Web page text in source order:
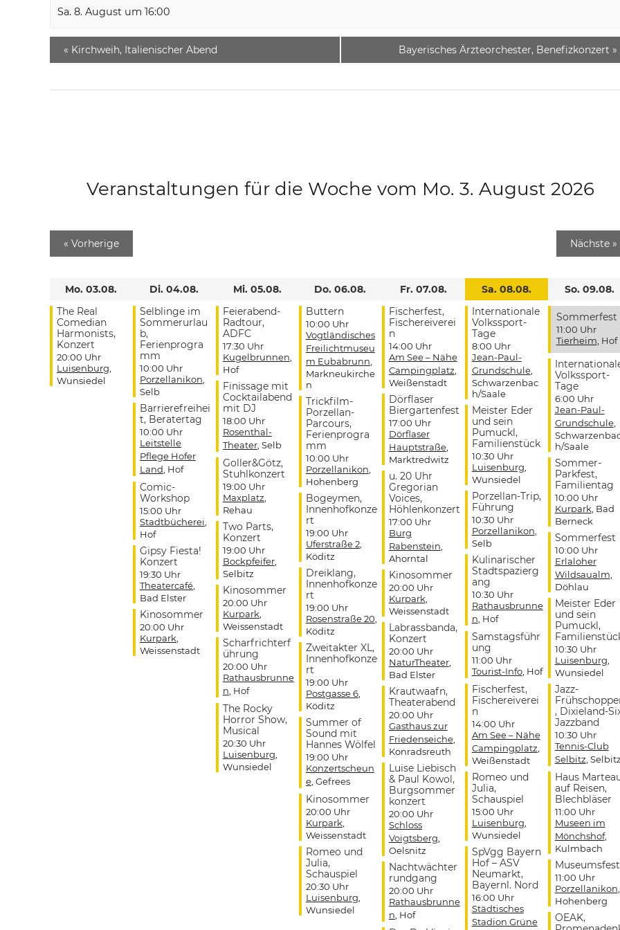
Sa. 8. August um 16:00
« Kirchweih, Italienischer Abend Bayerisches Ärzteorchester, Benefizkonzert »
Veranstaltungen für die Woche vom Mo. 3. August 2026
« Vorherige Nächste »
Mo. 03.08.
The Real
Comedian
Harmonists,
Konzert
20:00 Uhr
Luisenburg
Wunsiedel
Di. 04.08.
Selblinge im
Sommerurlau
b,
Ferienprogra
mm
10:00 Uhr
Porzellanikon
Selb
Barrierefreihei
t, Beratertag
10:00 Uhr
Leitstelle
Pflege Hofer
Land , Hof
Comic-
Workshop
15:00 Uhr
Stadtbücherei
Hof
Gipsy Fiesta!
Konzert
19:30 Uhr
Theatercafé,
Bad Elster
Kinosommer
20:00 Uhr
Kurpark
Weissenstadt
Mi. 05.08.
Feierabend-
Radtour,
ADFC
17:30 Uhr
Kugelbrunnen
Hof
Finissage mit
Cocktailabend
mit DJ
18:00 Uhr
Rosenthal-
Theater, Selb
Goller&Götz,
Stuhlkonzert
19:00 Uhr
Maxplatz
Rehau
Two Parts,
Konzert
19:00 Uhr
Bockpfeifer,
Selbitz
Kinosommer
20:00 Uhr
Kurpark
Weissenstadt
Scharfrichterf
ührung
20:00 Uhr
Rathausbrunne
n , Hof
The Rocky
Horror Show,
Musical
20:30 Uhr
Luisenburg
Wunsiedel
Do. 06.08.
Buttern
10:00 Uhr
Vogtländisches
Freilichtmuseu
m Eubabrunn
Markneukirche
n
Trickfilm-
Porzellan-
Parcours,
Ferienprogra
mm
10:00 Uhr
Porzellanikon
Hohenberg
Bogeymen,
Innenhofkonze
rt
19:00 Uhr
Uferstraße 2,
Köditz
Dreiklang,
Innenhofkonze
rt
19:00 Uhr
Rosenstraße 20
Köditz
Zweitakter XL,
Innenhofkonze
rt
19:00 Uhr
Postgasse 6,
Köditz
Summer of
Sound mit
Hannes Wölfel
19:00 Uhr
Konzertscheun
e, Gefrees
Kinosommer
20:00 Uhr
Kurpark
Weissenstadt
Romeo und
Julia,
Schauspiel
20:30 Uhr
Luisenburg
Wunsiedel
Fr. 07.08.
Fischerfest,
Fischereiverei
n
14:00 Uhr
Am See – Nähe
Campingplatz
Weißenstadt
Dörflaser
Biergartenfest
17:00 Uhr
Dörflaser
Hauptstraße,
Marktredwitz
u. 20 Uhr
Gregorian
Voices,
Höhlenkonzert
17:00 Uhr
Burg
Rabenstein
Ahorntal
Kinosommer
20:00 Uhr
Kurpark
Weissenstadt
Labrassbanda,
Konzert
20:00 Uhr
NaturTheater,
Bad Elster
Krautwaafn,
Theaterabend
20:00 Uhr
Gasthaus zur
Friedenseiche,
Konradsreuth
Luise Liebisch
& Paul Kowol,
Burgsommer
konzert
20:00 Uhr
Schloss
Voigtsberg
Oelsnitz
Nachtwächter
rundgang
20:00 Uhr
Rathausbrunne
n , Hof
Sa. 08.08.
Internationale
Volkssport-
Tage
8:00 Uhr
Jean-Paul-
Grundschule,
Schwarzenbac
h/Saale
Meister Eder
und sein
Pumuckl,
Familienstück
10:30 Uhr
Luisenburg
Wunsiedel
Porzellan-Trip,
Führung
10:30 Uhr
Porzellanikon
Selb
Kulinarischer
Stadtspazierg
ang
10:30 Uhr
Rathausbrunne
n , Hof
Samstagsführ
ung
11:00 Uhr
Tourist-Info, Hof
Fischerfest,
Fischereiverei
n
14:00 Uhr
Am See – Nähe
Campingplatz
Weißenstadt
Romeo und
Julia,
Schauspiel
15:00 Uhr
Luisenburg
Wunsiedel
SpVgg Bayern
Hof – ASV
Neumarkt,
Bayernl. Nord
16:00 Uhr
Städtisches
Stadion Grüne
So. 09.08.
Sommerfest
11:00 Uhr
Tierheim , Hof
Volkssport-
Tage
6:00 Uhr
Jean-Paul-
Grundschule,
h/Saale
Sommer-
Parkfest,
Familientag
10:00 Uhr
Kurpark , Bad
Berneck
Sommerfest
10:00 Uhr
Erlaloher
Wildsaualm
Döhlau
Meister Eder
und sein
Pumuckl,
10:30 Uhr
Luisenburg
Wunsiedel
Jazz-
, Dixieland-
Jazzband
10:30 Uhr
Tennis-Club
Selbitz ,
Haus
auf Reisen,
Blechbläser
11:00 Uhr
Museen im
Mönchshof,
Kulmbach
Museumsfest
11:00 Uhr
Porzellanikon
Hohenberg
OEAK,